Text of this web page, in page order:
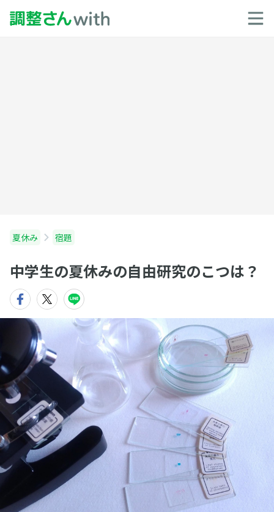
夏休み 宿題
中学生の夏休みの自由研究のこつは？